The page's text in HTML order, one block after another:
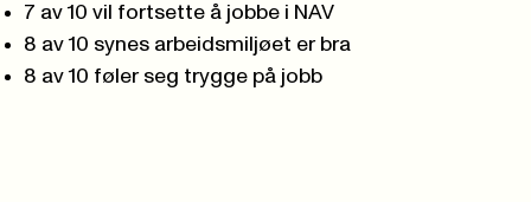
7 av 10 vil fortsette å jobbe i NAV
8 av 10 synes arbeidsmiljøet er bra
8 av 10 føler seg trygge på jobb